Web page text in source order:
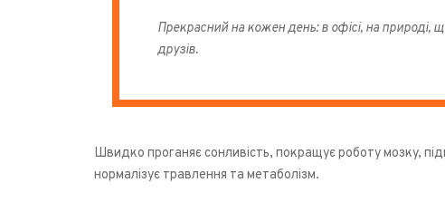
Прекрасний на кожен день: в офісі, на природі,
друзів.
Швидко проганяє сонливість, покращує роботу мозку,
нормалізує травлення та метаболізм.